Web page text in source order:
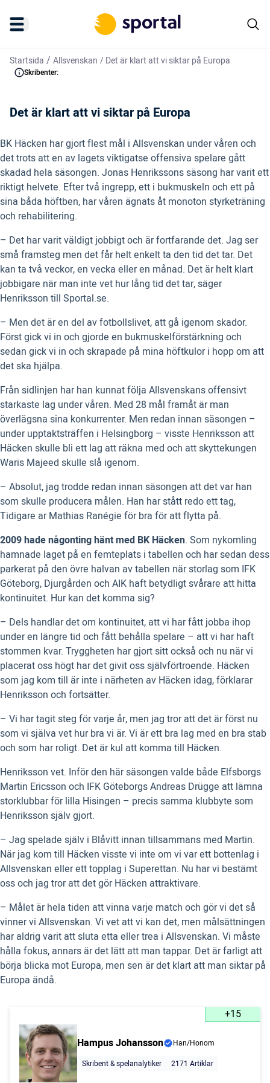
Startsida / Allsvenskan /Det är klart att vi siktar på Europa
Skribenter:
Det är klart att vi siktar på Europa
BK Häcken har gjort flest mål i Allsvenskan under våren och
det trots att en av lagets viktigatse offensiva spelare gått
skadad hela säsongen. Jonas Henrikssons säsong har varit ett
riktigt helvete. Efter två ingrepp, ett i bukmuskeln och ett på
sina båda höftben, har våren ägnats åt monoton styrketräning
och rehabilitering.
– Det har varit väldigt jobbigt och är fortfarande det. Jag ser
små framsteg men det får helt enkelt ta den tid det tar. Det
kan ta två veckor, en vecka eller en månad. Det är helt klart
jobbigare när man inte vet hur lång tid det tar, säger
Henriksson till Sportal.se.
– Men det är en del av fotbollslivet, att gå igenom skador.
Först gick vi in och gjorde en bukmuskelförstärkning och
sedan gick vi in och skrapade på mina höftkulor i hopp om att
det ska hjälpa.
Från sidlinjen har han kunnat följa Allsvenskans offensivt
starkaste lag under våren. Med 28 mål framåt är man
överlägsna sina konkurrenter. Men redan innan säsongen –
under upptaktsträffen i Helsingborg – visste Henriksson att
Häcken skulle bli ett lag att räkna med och att skyttekungen
Waris Majeed skulle slå igenom.
– Absolut, jag trodde redan innan säsongen att det var han
som skulle producera målen. Han har stått redo ett tag,
Tidigare ar Mathias Ranégie för bra för att flytta på.
2009 hade någonting hänt med BK Häcken. Som nykomling
hamnade laget på en femteplats i tabellen och har sedan dess
parkerat på den övre halvan av tabellen när storlag som IFK
Göteborg, Djurgården och AIK haft betydligt svårare att hitta
kontinuitet. Hur kan det komma sig?
– Dels handlar det om kontinuitet, att vi har fått jobba ihop
under en längre tid och fått behålla spelare – att vi har haft
stommen kvar. Tryggheten har gjort sitt också och nu när vi
placerat oss högt har det givit oss självförtroende. Häcken
som jag kom till är inte i närheten av Häcken idag, förklarar
Henriksson och fortsätter.
– Vi har tagit steg för varje år, men jag tror att det är först nu
som vi själva vet hur bra vi är. Vi är ett bra lag med en bra stab
och som har roligt. Det är kul att komma till Häcken.
Henriksson vet. Inför den här säsongen valde både Elfsborgs
Martin Ericsson och IFK Göteborgs Andreas Drügge att lämna
storklubbar för lilla Hisingen – precis samma klubbyte som
Henriksson själv gjort.
– Jag spelade själv i Blåvitt innan tillsammans med Martin.
När jag kom till Häcken visste vi inte om vi var ett bottenlag i
Allsvenskan eller ett topplag i Superettan. Nu har vi bestämt
oss och jag tror att det gör Häcken attraktivare.
– Målet är hela tiden att vinna varje match och gör vi det så
vinner vi Allsvenskan. Vi vet att vi kan det, men målsättningen
har aldrig varit att sluta etta eller trea i Allsvenskan. Vi måste
hålla fokus, annars är det lätt att man tappar. Det är farligt att
börja blicka mot Europa, men sen är det klart att man siktar på
Europa ändå.
+15
Hampus Johansson
Han/Honom
Skribent & spelanalytiker
2171 Artiklar